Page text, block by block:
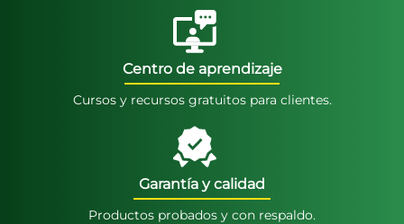
Centro de aprendizaje
Cursos y recursos gratuitos para clientes.
Garantía y calidad
Productos probados y con respaldo.